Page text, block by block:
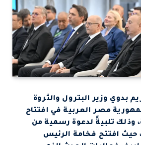
بدوي وزير البترول والثروة
مصر العربية في افتتاح
وذلك تلبيةً لدعوة رسمية من
حيث افتتح فخامة الرئيس